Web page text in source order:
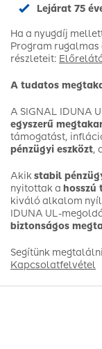
Lejárat 75
Ha a nyugdíj
Program rugalmas
részleteit:
A tudatos
A SIGNAL IDUNA
egyszerű
támogatást,
pénzügyi eszközt,
Akikstabil
nyitottak a hosszú
kiváló alkalom
IDUNA UL-
biztonságos
Segítünk
Kapcsolatfelvétel